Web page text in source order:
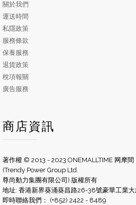
關於我們
運送時間
私隱政策
服務條款
保養服務
退貨政策
稅項報關
廣告服務
商店資訊
著作權 © 2013 - 2023 ONEMALLTIME 网摩間
(Trendy Power Group Ltd.
尊尚動力集團有限公司) 版權所有
地址: 香港新界葵涌葵昌路26-38號豪華工業
即時聯絡我們： (+852) 2422 - 8489